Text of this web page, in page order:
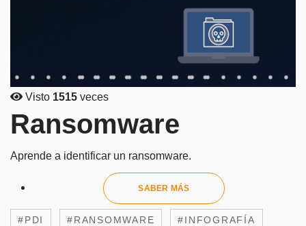
Visto 1515 veces
Ransomware
Aprende a identificar un ransomware.
SABER MÁS
#PDI #RANSOMWARE #INFOGRAFÍA